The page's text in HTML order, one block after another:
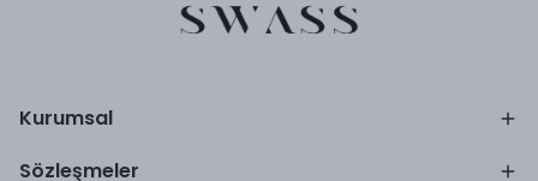
Kurumsal
Sözleşmeler